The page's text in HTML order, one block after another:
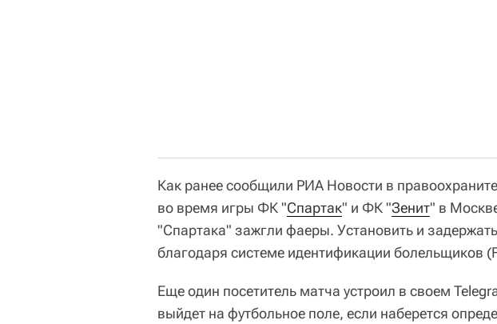
Как ранее сообщили РИА Новости в
во время игры ФК "Спартак" и ФК "Зенит" в
"Спартака" зажгли фаеры. Установить и
благодаря системе идентификации болельщиков
Еще один посетитель матча устроил в своем
выйдет на футбольное поле, если наберется